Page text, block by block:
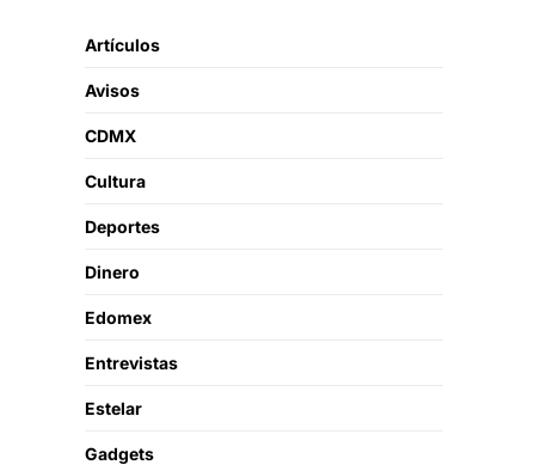
Artículos
Avisos
CDMX
Cultura
Deportes
Dinero
Edomex
Entrevistas
Estelar
Gadgets